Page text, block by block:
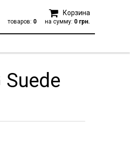
Корзина
товаров: 0 на сумму: 0 грн.